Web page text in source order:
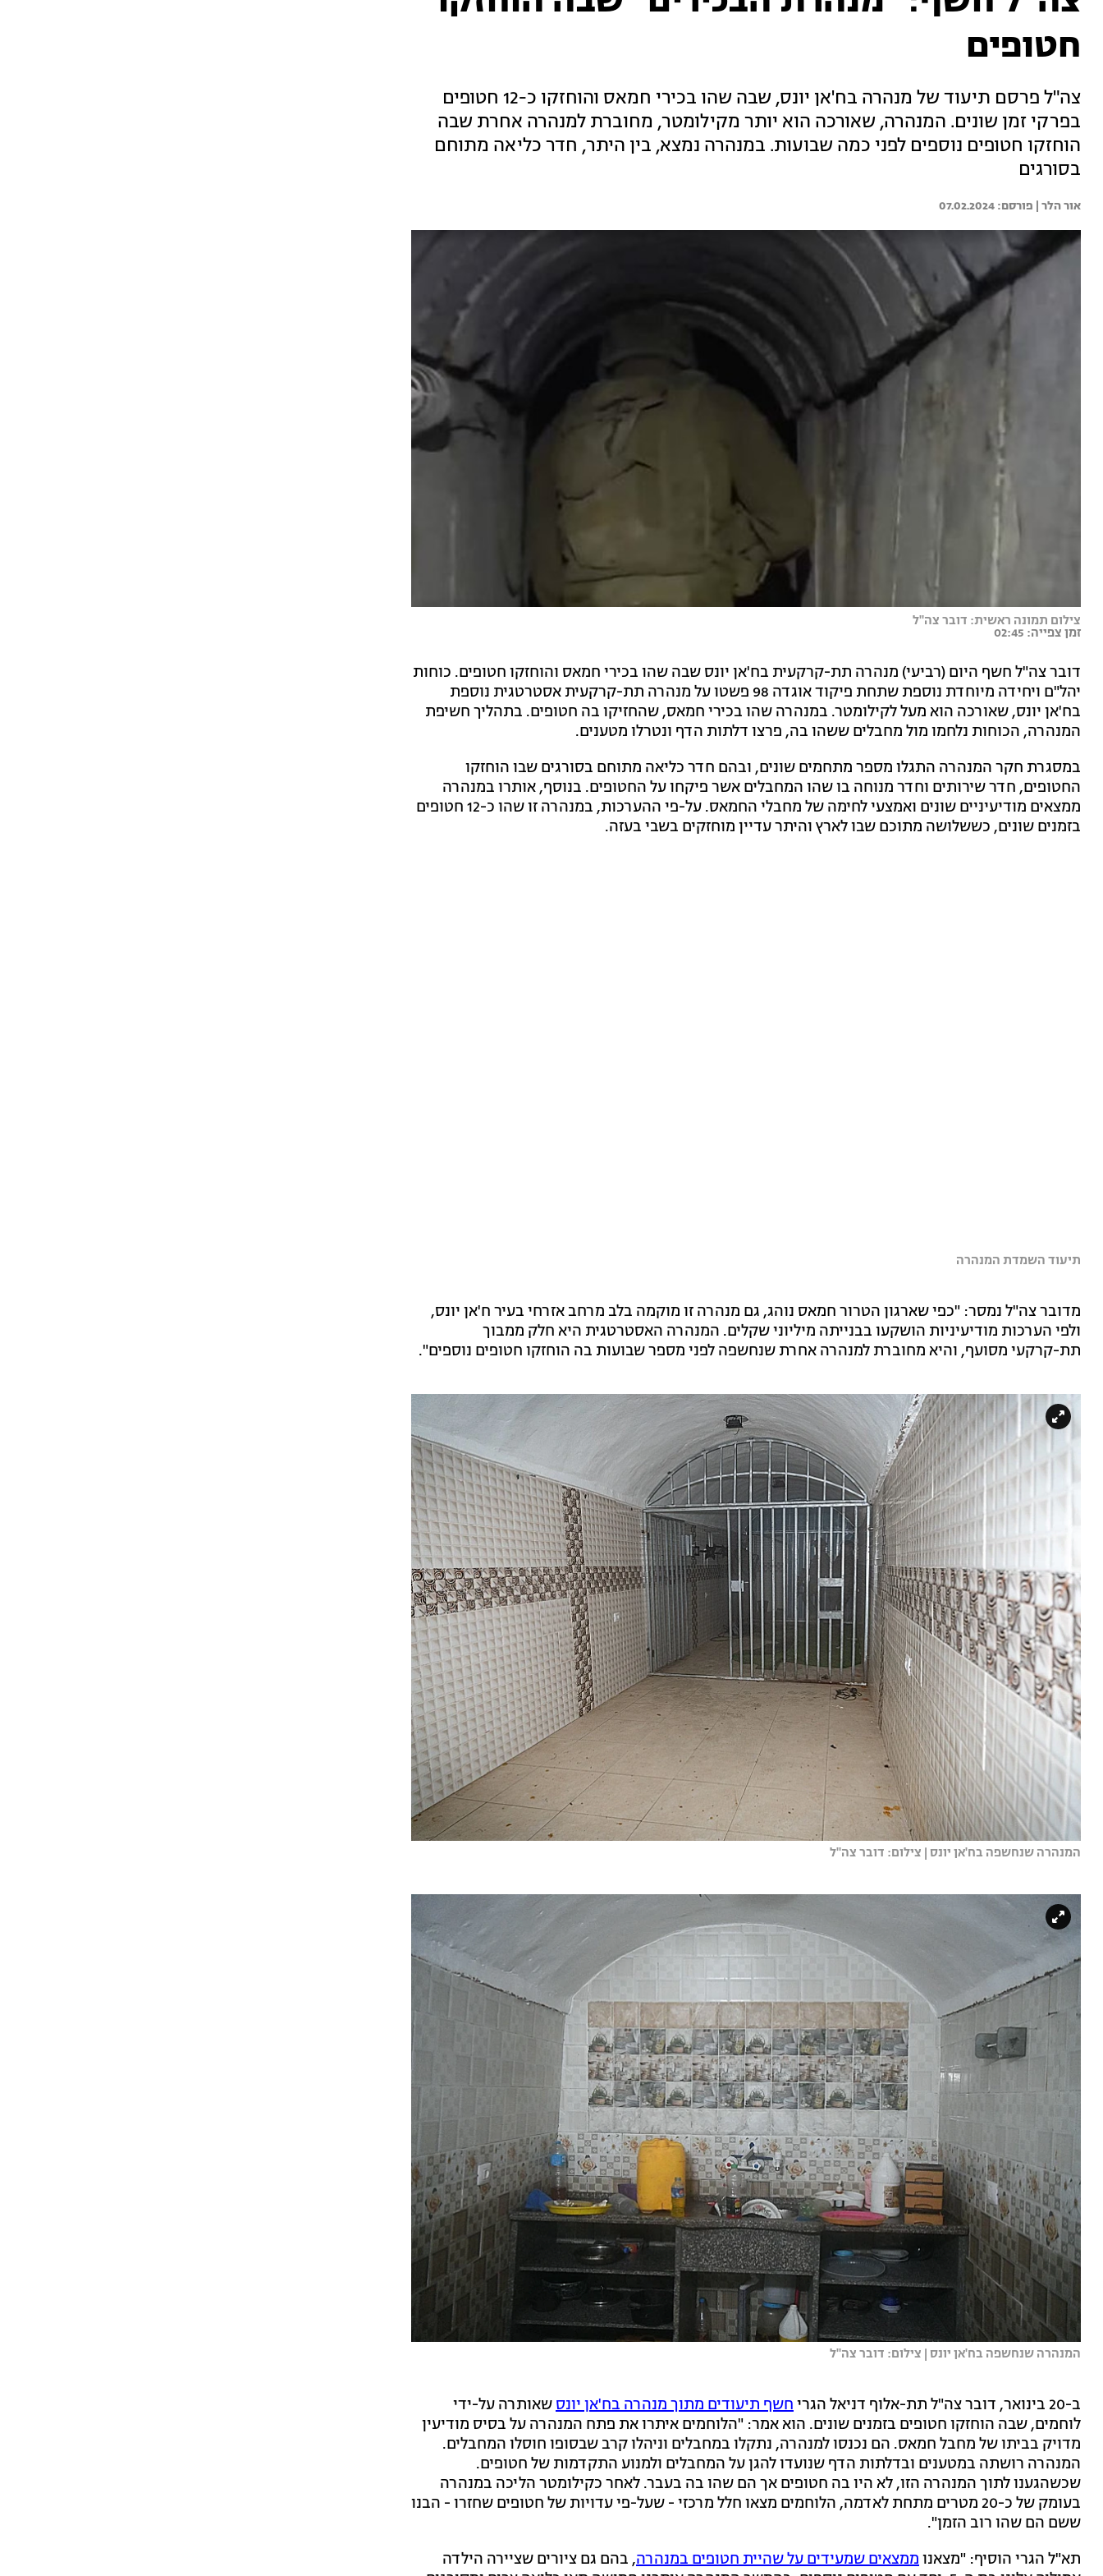
חטופים
צה"ל פרסם תיעוד של מנהרה בח'אן יונס, שבה שהו בכירי חמאס והוחזקו כ-12 חטופים
בפרקי זמן שונים. המנהרה, שאורכה הוא יותר מקילומטר, מחוברת למנהרה אחרת שבה
הוחזקו חטופים נוספים לפני כמה שבועות. במנהרה נמצא, בין היתר, חדר כליאה מתוחם
בסורגים
אור הלר | 07.02.2024
צילום תמונה ראשית: דובר צה"ל
זמן צפייה: 02:45
דובר צה"ל חשף היום (רביעי) מנהרה תת-קרקעית בח'אן יונס שבה שהו בכירי חמאס והוחזקו חטופים. כוחות
יהל"ם ויחידה מיוחדת נוספת שתחת פיקוד אוגדה 98 פשטו על מנהרה תת-קרקעית אסטרטגית נוספת
בח'אן יונס, שאורכה הוא מעל לקילומטר. במנהרה שהו בכירי חמאס, שהחזיקו בה חטופים. בתהליך חשיפת
המנהרה, הכוחות נלחמו מול מחבלים ששהו בה, פרצו דלתות הדף ונטרלו מטענים.
במסגרת חקר המנהרה התגלו מספר מתחמים שונים, ובהם חדר כליאה מתוחם בסורגים שבו הוחזקו
החטופים, חדר שירותים וחדר מנוחה בו שהו המחבלים אשר פיקחו על החטופים. בנוסף, אותרו במנהרה
ממצאים מודיעיניים שונים ואמצעי לחימה של מחבלי החמאס. על-פי ההערכות, במנהרה זו שהו כ-12 חטופים
בזמנים שונים, כששלושה מתוכם שבו לארץ והיתר עדיין מוחזקים בשבי בעזה.
תיעוד השמדת המנהרה
מדובר צה"ל נמסר: "כפי שארגון הטרור חמאס נוהג, גם מנהרה זו מוקמה בלב מרחב אזרחי בעיר ח'אן יונס,
ולפי הערכות מודיעיניות הושקעו בבנייתה מיליוני שקלים. המנהרה האסטרטגית היא חלק ממבוך
תת-קרקעי מסועף, והיא מחוברת למנהרה אחרת שנחשפה לפני מספר שבועות בה הוחזקו חטופים נוספים".
המנהרה שנחשפה בח'אן יונס | צילום: דובר צה"ל
המנהרה שנחשפה בח'אן יונס | צילום: דובר צה"ל
ב-20 בינואר, דובר צה"ל תת-אלוף דניאל הגרי חשף תיעודים מתוך מנהרה בח'אן יונס שאותרה על-ידי
לוחמים, שבה הוחזקו חטופים בזמנים שונים. הוא אמר: "הלוחמים איתרו את פתח המנהרה על בסיס מודיעין
מדויק בביתו של מחבל חמאס. הם נכנסו למנהרה, נתקלו במחבלים וניהלו קרב שבסופו חוסלו המחבלים.
המנהרה רושתה במטענים ובדלתות הדף שנועדו להגן על המחבלים ולמנוע התקדמות של חטופים.
שכשהגענו לתוך המנהרה הזו, לא היו בה חטופים אך הם שהו בה בעבר. לאחר כקילומטר הליכה במנהרה
בעומק של כ-20 מטרים מתחת לאדמה, הלוחמים מצאו חלל מרכזי - שעל-פי עדויות של חטופים שחזרו - הבנו
ששם הם שהו רוב הזמן".
תא"ל הגרי הוסיף: "מצאנו ממצאים שמעידים על שהיית חטופים במנהרה, בהם גם ציורים שציירה הילדה